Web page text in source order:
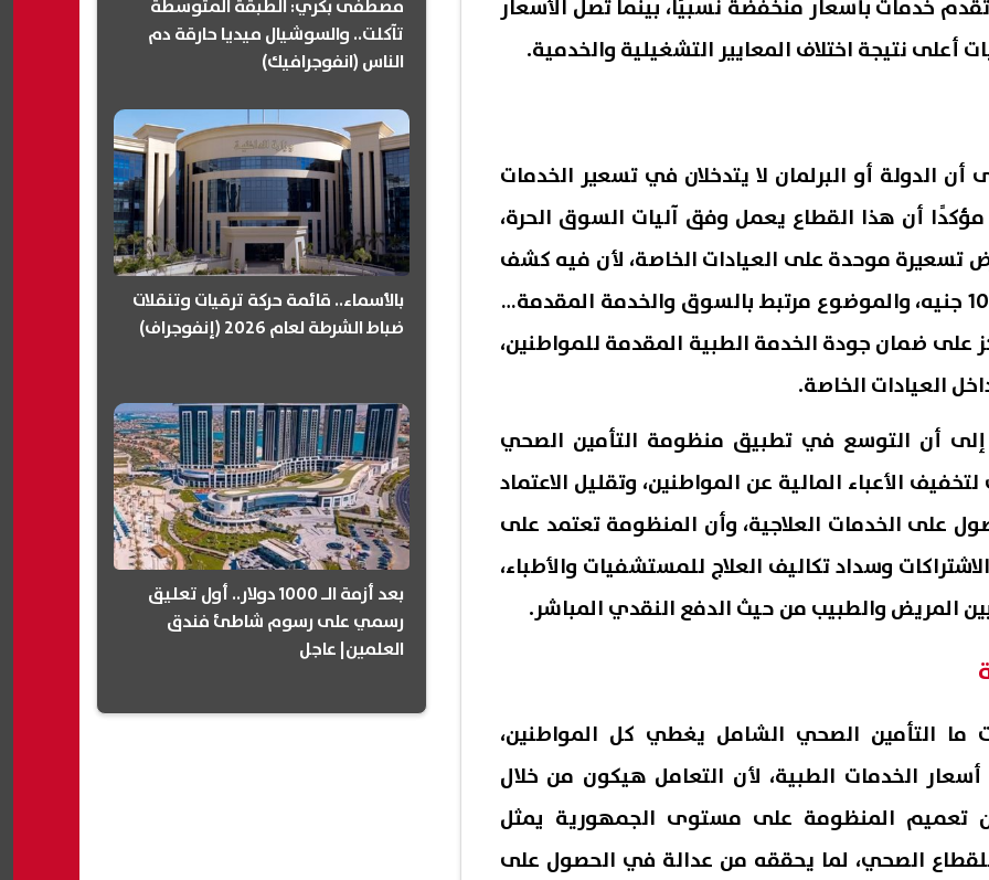
خدمات بأسعار منخفضة نسبيًا، بينما تصل الأسعار
نتيجة اختلاف المعايير التشغيلية والخدمية.
الدولة أو البرلمان لا يتدخلان في تسعير الخدمات
مؤكدًا أن هذا القطاع يعمل وفق آليات السوق الحرة،
تسعيرة موحدة على العيادات الخاصة، لأن فيه كشف
بـ100 جنيه وفيه كشف بـ1000 جنيه، والموضوع مرتبط بالسوق والخدمة المقدمة»،
على ضمان جودة الخدمة الطبية المقدمة للمواطنين،
العيادات الخاصة.
أن التوسع في تطبيق منظومة التأمين الصحي
الأعباء المالية عن المواطنين، وتقليل الاعتماد
على الخدمات العلاجية، وأن المنظومة تعتمد على
وسداد تكاليف العلاج للمستشفيات والأطباء،
المريض والطبيب من حيث الدفع النقدي المباشر.
التأمين الصحي الشامل يغطي كل المواطنين،
الخدمات الطبية، لأن التعامل هيكون من خلال
تعميم المنظومة على مستوى الجمهورية يمثل
الصحي، لما يحققه من عدالة في الحصول على
مصطفى بكري: الطبقة المتوسطة
تآكلت.. والسوشيال ميديا حارقة دم
الناس (انفوجرافيك)
بالأسماء.. قائمة حركة ترقيات وتنقلات
ضباط الشرطة لعام 2026 (إنفوجراف)
بعد أزمة الـ 1000 دولار.. أول تعليق
رسمي على رسوم شاطئ فندق
العلمين| عاجل